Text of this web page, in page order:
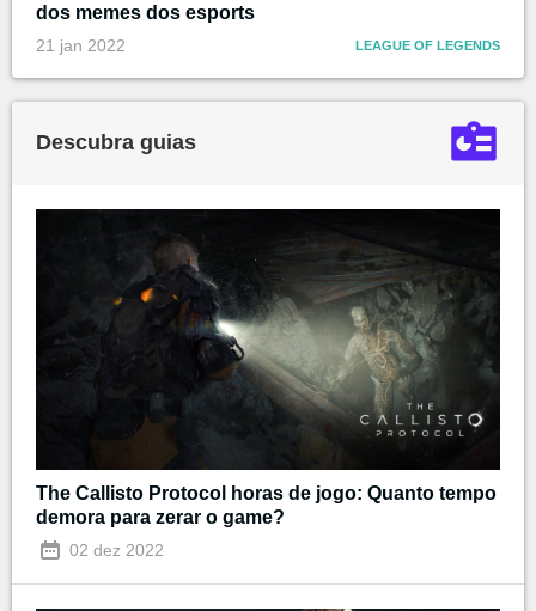
dos memes dos esports
21 jan 2022 LEAGUE OF LEGENDS
Descubra guias
The Callisto Protocol horas de jogo: Quanto tempo
demora para zerar o game?
02 dez 2022